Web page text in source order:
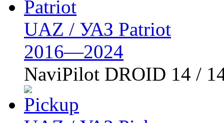
UAZ / УАЗ Patriot
2016—2024
NaviPilot DROID 14 /